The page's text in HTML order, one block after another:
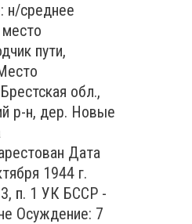
н/среднее
пути,
обл.,
р-н, дер. Новые
Дата
1944 г.
п. 1 УК БССР -
Осуждение: 7